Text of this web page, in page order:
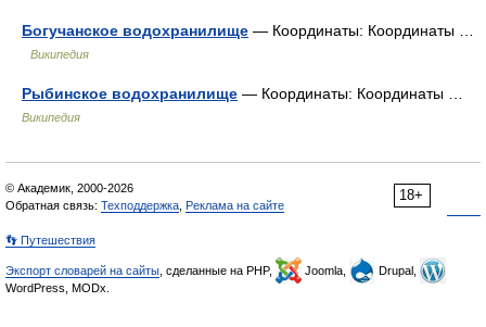
Богучанское водохранилище — Координаты: Координаты …
Википедия
Рыбинское водохранилище — Координаты: Координаты …
Википедия
18+
© Академик, 2000-2026
Обратная связь: Техподдержка Реклама на сайте
👣 Путешествия
Экспорт словарей на сайты , сделанные на PHP, Joomla,
Drupal,
WordPress, MODx.